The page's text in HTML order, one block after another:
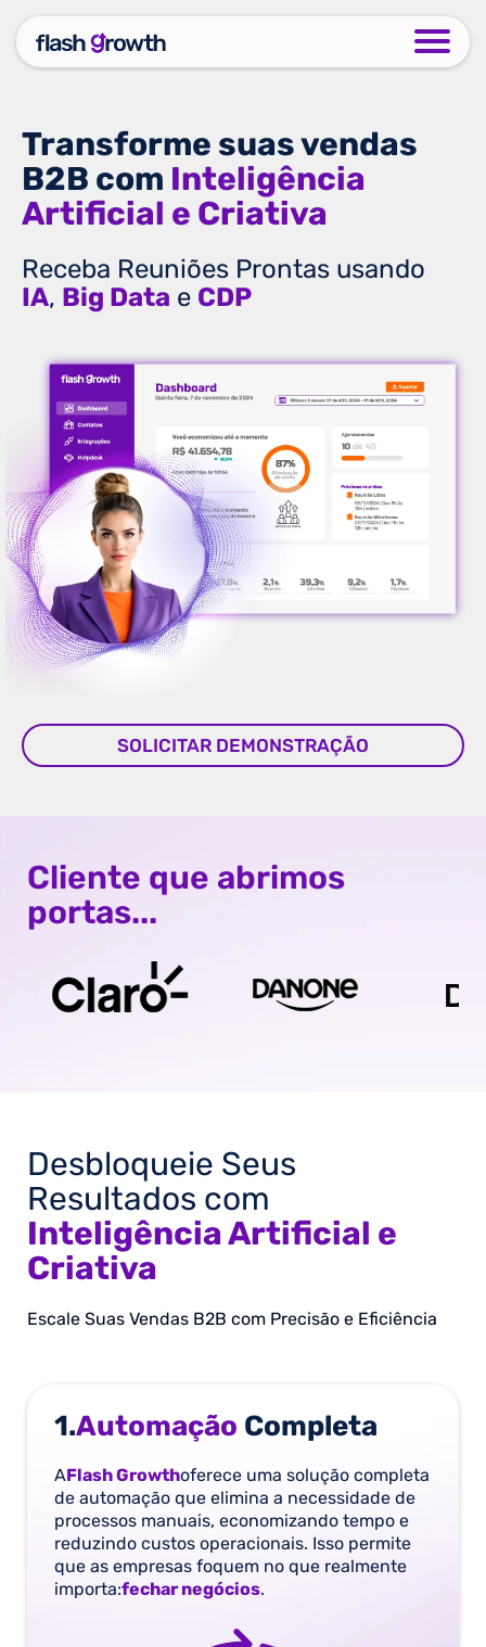
Transforme suas vendas
B2B com Inteligência
Artificial e Criativa
Receba Reuniões Prontas usando
IA, Big Data e CDP
SOLICITAR DEMONSTRAÇÃO
Cliente que abrimos
portas...
Desbloqueie Seus
Resultados com
Inteligência Artificial e
Criativa
Escale Suas Vendas B2B com Precisão e Eficiência
1.Automação Completa
AFlash Growthoferece uma solução completa
de automação que elimina a necessidade de
processos manuais, economizando tempo e
reduzindo custos operacionais. Isso permite
que as empresas foquem no que realmente
importa:fechar negócios.